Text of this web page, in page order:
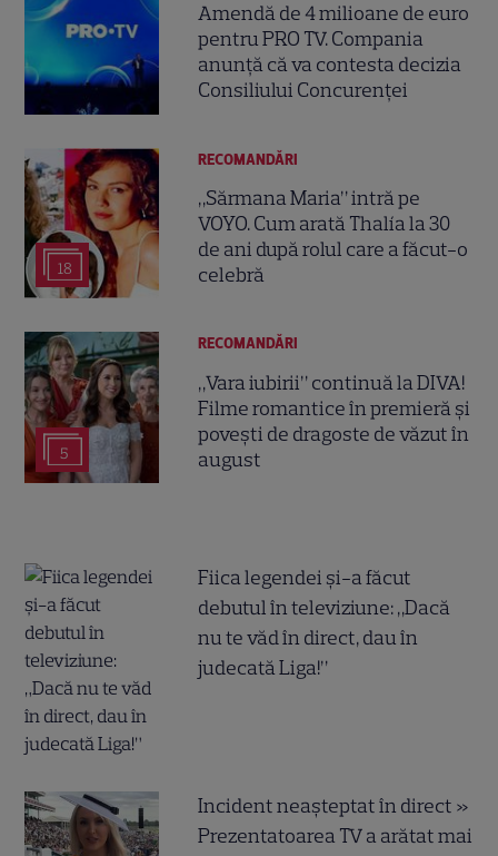
Amendă de 4 milioane de euro
pentru PRO TV. Compania
anunță că va contesta decizia
Consiliului Concurenței
18
RECOMANDĂRI
„Sărmana Maria” intră pe
VOYO. Cum arată Thalía la 30
de ani după rolul care a făcut-o
celebră
5
RECOMANDĂRI
„Vara iubirii” continuă la DIVA!
Filme romantice în premieră și
povești de dragoste de văzut în
august
Fiica legendei și-a făcut
debutul în televiziune: „Dacă
nu te văd în direct, dau în
judecată Liga!”
Incident neașteptat în direct »
Prezentatoarea TV a arătat mai